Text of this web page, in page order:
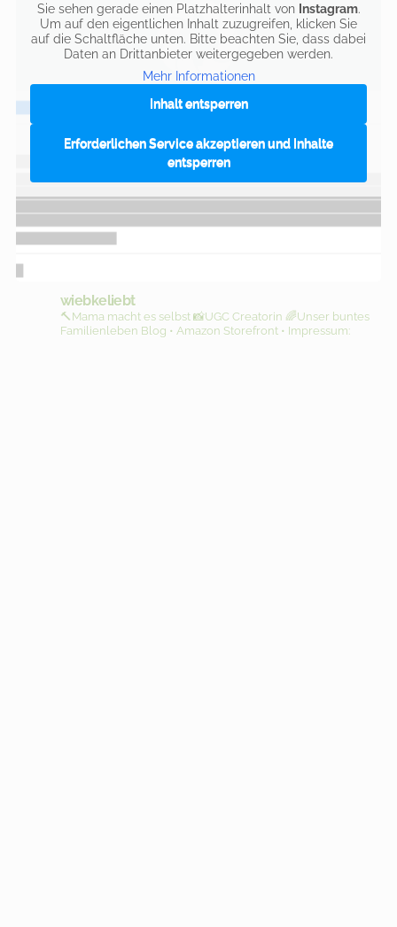
Sie sehen gerade einen Platzhalterinhalt von Instagram.
Um auf den eigentlichen Inhalt zuzugreifen, klicken Sie
auf die Schaltfläche unten. Bitte beachten Sie, dass dabei
Daten an Drittanbieter weitergegeben werden.
Mehr Informationen
Inhalt entsperren
Erforderlichen Service akzeptieren und Inhalte
entsperren
wiebkeliebt
🔨Mama macht es selbst📸UGC Creatorin 🌈Unser buntes
Familienleben Blog • Amazon Storefront • Impressum: